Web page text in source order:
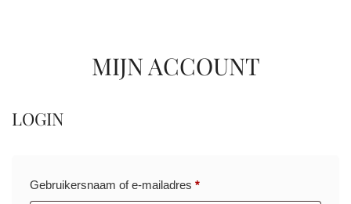
MIJN ACCOUNT
LOGIN
Gebruikersnaam of e-mailadres *Vereist